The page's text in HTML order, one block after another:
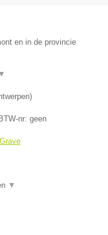
en in de provincie
▼
)
nr: geen
▼